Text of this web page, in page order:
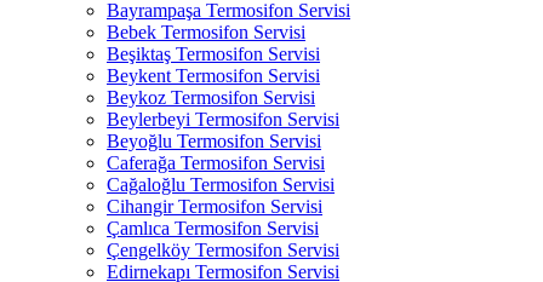
Bayrampaşa Termosifon Servisi
Bebek Termosifon Servisi
Beşiktaş Termosifon Servisi
Beykent Termosifon Servisi
Beykoz Termosifon Servisi
Beylerbeyi Termosifon Servisi
Beyoğlu Termosifon Servisi
Caferağa Termosifon Servisi
Cağaloğlu Termosifon Servisi
Cihangir Termosifon Servisi
Çamlıca Termosifon Servisi
Çengelköy Termosifon Servisi
Edirnekapı Termosifon Servisi